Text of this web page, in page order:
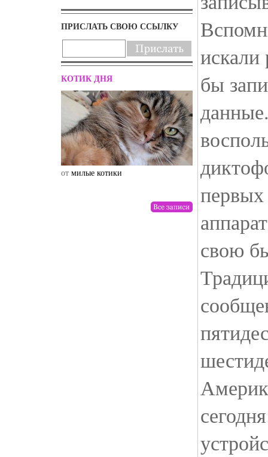
ПРИСЛАТЬ СВОЮ ССЫЛКУ
КОТИК ДНЯ
от милые котики от drunktwi
искали
бы
свою